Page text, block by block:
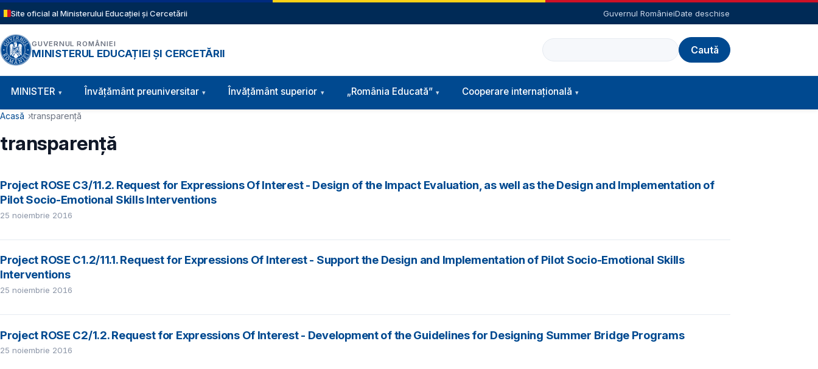
Sari la conținutul principal
Site oficial al Ministerului Educației și Cercetării Guvernul RomânieiDate deschise
GUVERNUL ROMÂNIEI
MINISTERUL EDUCAȚIEI ȘI CERCETĂRII
Caută
Navigație principală
MINISTER Învăţământ preuniversitar Învățământ superior „România Educată” Cooperare internațională
Cale de navigare
Acasă transparență
transparență
Project ROSE C3/11.2. Request for Expressions Of Interest - Design of the Impact Evaluation, as well as the Design and Implementation of
Pilot Socio-Emotional Skills Interventions
25 noiembrie 2016
Project ROSE C1.2/11.1. Request for Expressions Of Interest - Support the Design and Implementation of Pilot Socio-Emotional Skills
Interventions
25 noiembrie 2016
Project ROSE C2/1.2. Request for Expressions Of Interest - Development of the Guidelines for Designing Summer Bridge Programs
25 noiembrie 2016